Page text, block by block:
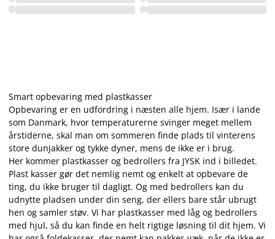
Smart opbevaring med plastkasser
Opbevaring er en udfordring i næsten alle hjem. Især i lande
som Danmark, hvor temperaturerne svinger meget mellem
årstiderne, skal man om sommeren finde plads til vinterens
store dunjakker og tykke dyner, mens de ikke er i brug.
Her kommer plastkasser og bedrollers fra JYSK ind i billedet.
Plast kasser gør det nemlig nemt og enkelt at opbevare de
ting, du ikke bruger til dagligt. Og med bedrollers kan du
udnytte pladsen under din seng, der ellers bare står ubrugt
hen og samler støv. Vi har plastkasser med låg og bedrollers
med hjul, så du kan finde en helt rigtige løsning til dit hjem. Vi